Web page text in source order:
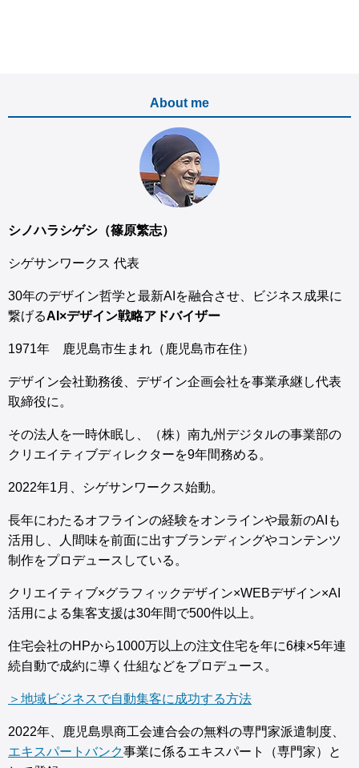
About me
シノハラシゲシ（篠原繁志）
シゲサンワークス 代表
30年のデザイン哲学と最新AIを融合させ、ビジネス成果に
繋げるAI×デザイン戦略アドバイザー
1971年 鹿児島市生まれ（鹿児島市在住）
デザイン会社勤務後、デザイン企画会社を事業承継し代表
取締役に。
その法人を一時休眠し、（株）南九州デジタルの事業部の
クリエイティブディレクターを9年間務める。
2022年1月、シゲサンワークス始動。
長年にわたるオフラインの経験をオンラインや最新のAIも
活用し、人間味を前面に出すブランディングやコンテンツ
制作をプロデュースしている。
クリエイティブ×グラフィックデザイン×WEBデザイン×AI
活用による集客支援は30年間で500件以上。
住宅会社のHPから1000万以上の注文住宅を年に6棟×5年連
続自動で成約に導く仕組などをプロデュース。
＞地域ビジネスで自動集客に成功する方法
2022年、鹿児島県商工会連合会の無料の専門家派遣制度、
エキスパートバンク事業に係るエキスパート（専門家）と